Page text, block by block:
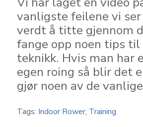
vanligste feilene vi
verdt å titte gjennom
fange opp noen tips
teknikk. Hvis man har
egen roing så blir det
gjør noen av de
Tags: Indoor Rower, Training